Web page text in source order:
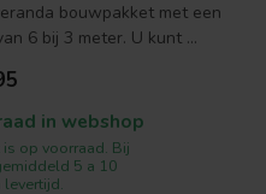
bouwpakket met een
6 bij 3 meter. U kunt ...
in webshop
op voorraad. Bij
5 a 10
levertijd.